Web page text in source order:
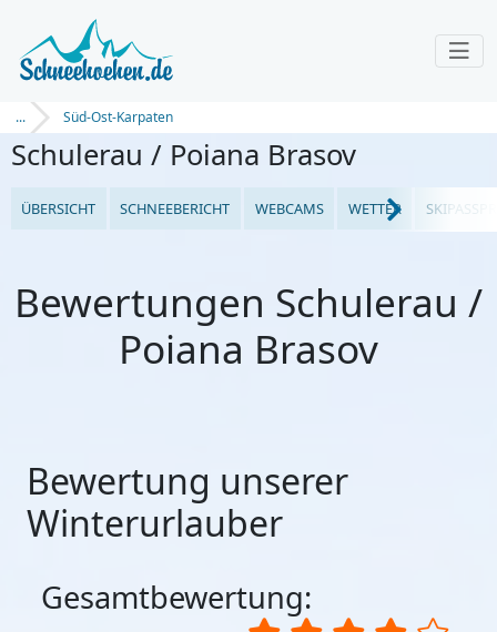
... Süd-Ost-Karpaten
Schulerau / Poiana Brasov
ÜBERSICHT SCHNEEBERICHT WEBCAMS WETTER
Bewertungen Schulerau /
Poiana Brasov
Bewertung unserer
Winterurlauber
Gesamtbewertung: